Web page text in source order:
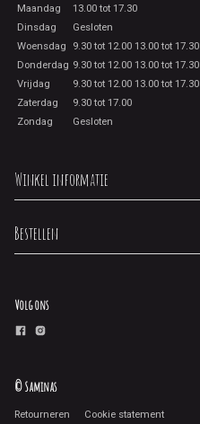
Maandag
13.00 tot 17.30
Dinsdag
Gesloten
Woensdag
9.30 tot 12.00 13.00 tot 17.30
Donderdag 9.30 tot 12.00 13.00 tot 17.30
Vrijdag
9.30 tot 12.00 13.00 tot 17.30
Zaterdag
9.30 tot 17.00
Zondag
Gesloten
Winkel informatie
Bestellen
Volg ons
© Saminas
Retourneren Cookie statement